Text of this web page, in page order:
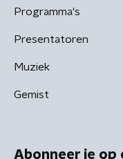
Programma's
Presentatoren
Muziek
Gemist
Abonneer je op